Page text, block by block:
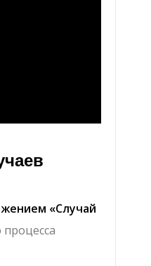
«Случай